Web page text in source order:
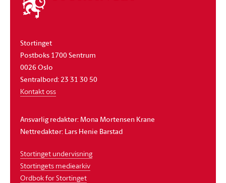
stortinget
Stortinget
Postboks 1700 Sentrum
0026 Oslo
Sentralbord: 23 31 30 50
Kontakt oss
Ansvarlig redaktør: Mona Mortensen Krane
Nettredaktør: Lars Henie Barstad
Stortinget undervisning
Stortingets mediearkiv
Ordbok for Stortinget